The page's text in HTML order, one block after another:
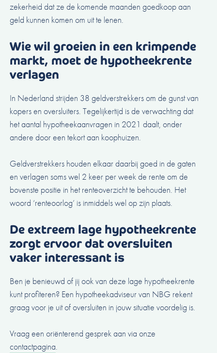
zekerheid dat ze de komende maanden goedkoop aan
geld kunnen komen om uit te lenen.
Wie wil groeien in een krimpende
markt, moet de hypotheekrente
verlagen
In Nederland strijden 38 geldverstrekkers om de gunst van
kopers en oversluiters. Tegelijkertijd is de verwachting dat
het aantal hypotheekaanvragen in 2021 daalt, onder
andere door een tekort aan koophuizen.
Geldverstrekkers houden elkaar daarbij goed in de gaten
en verlagen soms wel 2 keer per week de rente om de
bovenste positie in het renteoverzicht te behouden. Het
woord ‘renteoorlog’ is inmiddels wel op zijn plaats.
De extreem lage hypotheekrente
zorgt ervoor dat oversluiten
vaker interessant is
Ben je benieuwd of jij ook van deze lage hypotheekrente
kunt profiteren? Een hypotheekadviseur van NBG rekent
graag voor je uit of oversluiten in jouw situatie voordelig is.
Vraag een oriënterend gesprek aan via onze
contactpagina.